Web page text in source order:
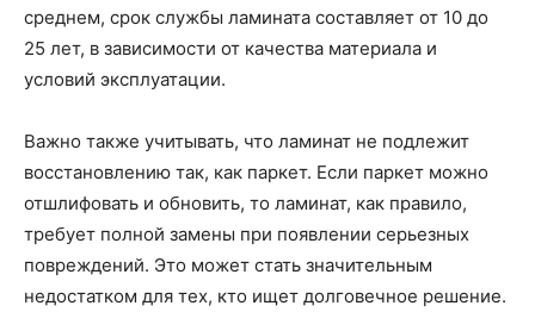
среднем, срок службы ламината составляет от 10 до
25 лет, в зависимости от качества материала и
условий эксплуатации.
Важно также учитывать, что ламинат не подлежит
восстановлению так, как паркет. Если паркет можно
отшлифовать и обновить, то ламинат, как правило,
требует полной замены при появлении серьезных
повреждений. Это может стать значительным
недостатком для тех, кто ищет долговечное решение.